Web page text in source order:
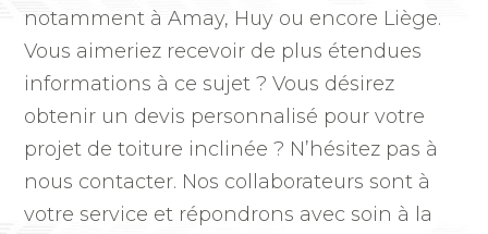
notamment à Amay, Huy ou encore Liège.
Vous aimeriez recevoir de plus étendues
informations à ce sujet ? Vous désirez
obtenir un devis personnalisé pour votre
projet de toiture inclinée ? N’hésitez pas à
nous contacter. Nos collaborateurs sont à
votre service et répondrons avec soin à la